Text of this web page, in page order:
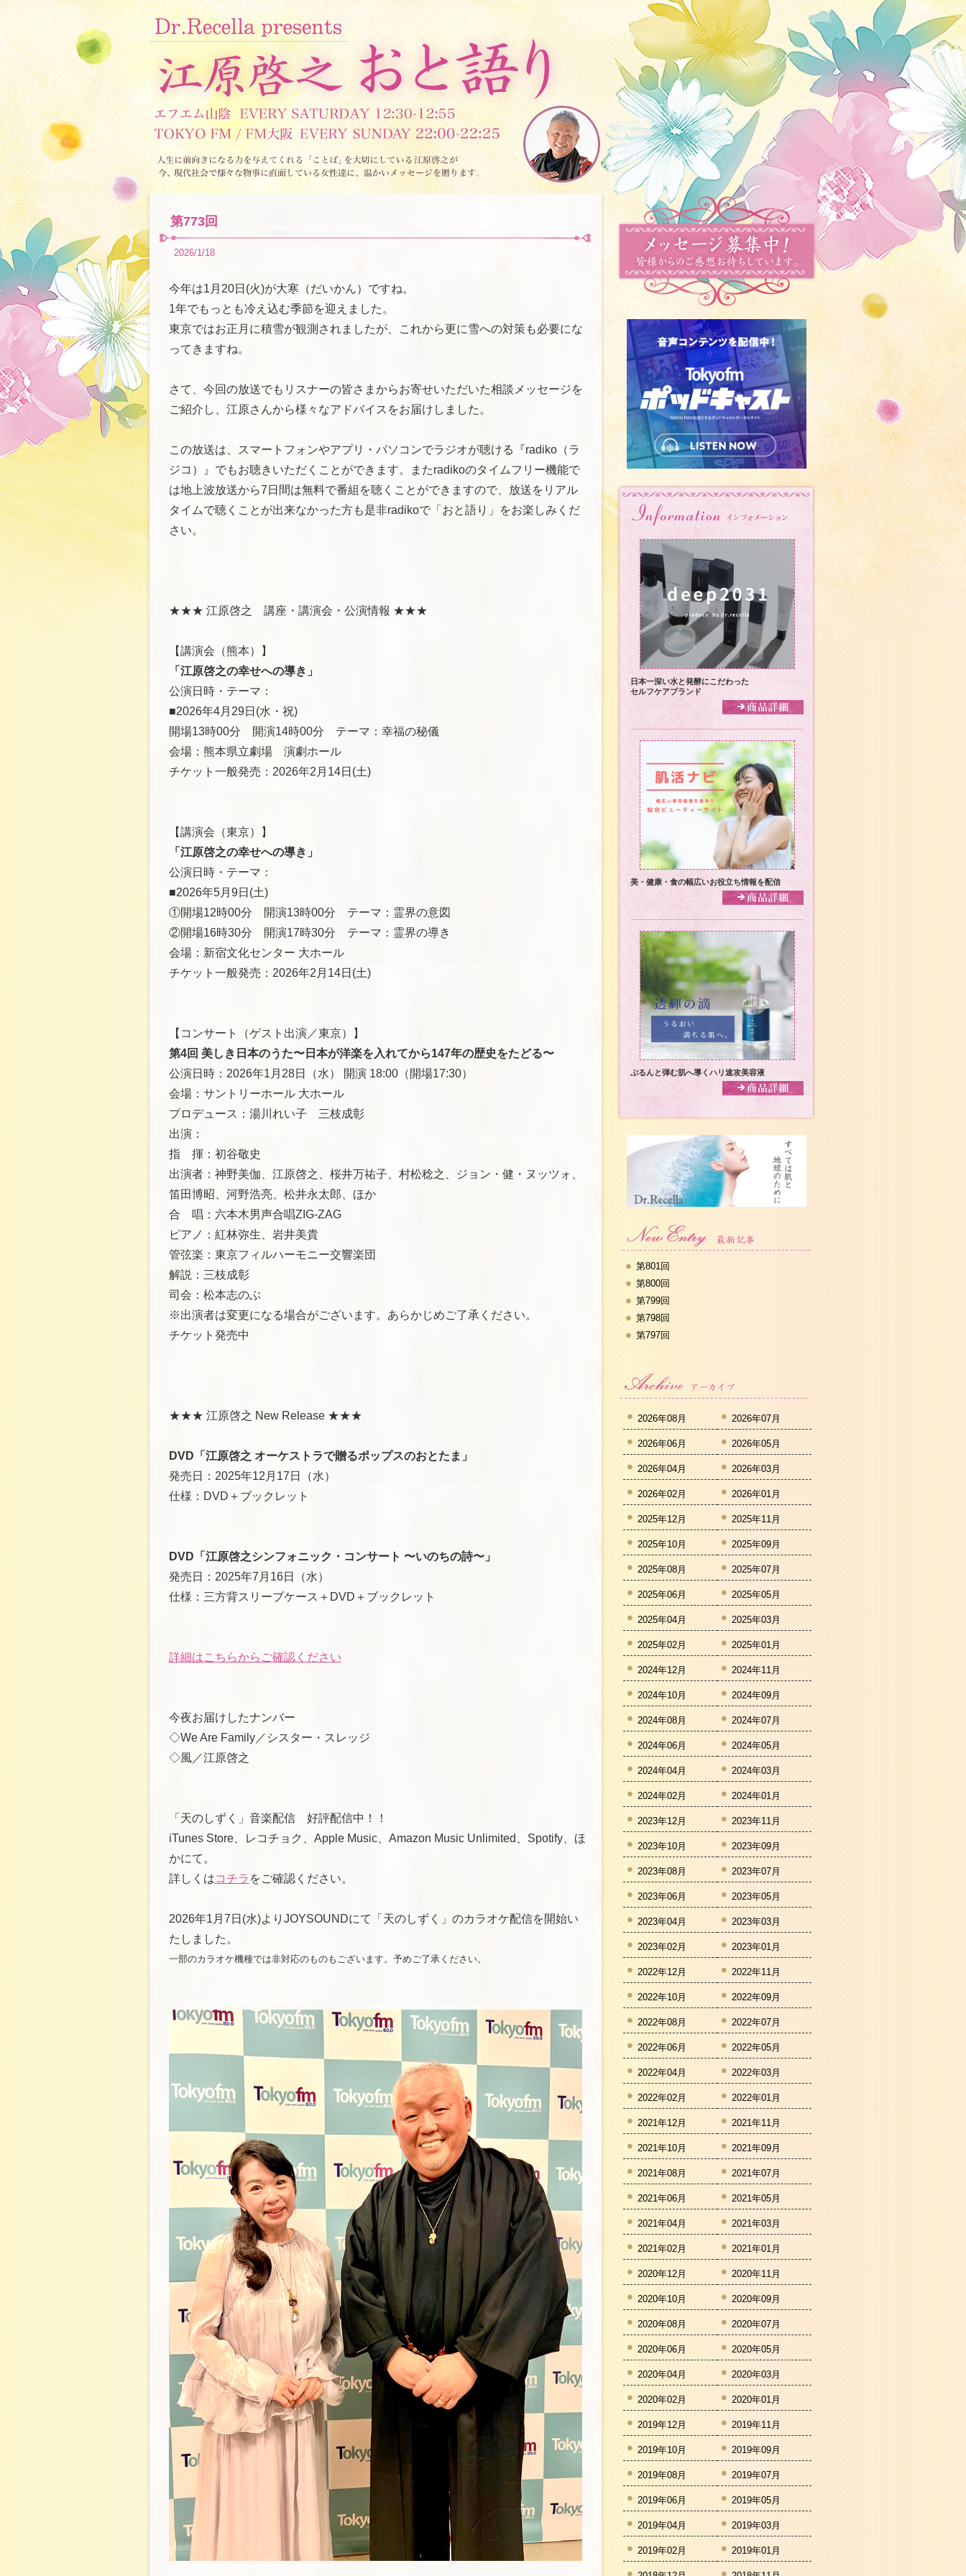
第773回
2026/1/18
今年は1月20日(火)が大寒（だいかん）ですね。
1年でもっとも冷え込む季節を迎えました。
東京ではお正月に積雪が観測されましたが、これから更に雪への対策も必要にな
ってきますね。
さて、今回の放送でもリスナーの皆さまからお寄せいただいた相談メッセージを
ご紹介し、江原さんから様々なアドバイスをお届けしました。
この放送は、スマートフォンやアプリ・パソコンでラジオが聴ける『radiko（ラ
ジコ）』でもお聴きいただくことができます。またradikoのタイムフリー機能で
は地上波放送から7日間は無料で番組を聴くことができますので、放送をリアル
タイムで聴くことが出来なかった方も是非radikoで「おと語り」をお楽しみくだ
さい。
★★★ 江原啓之 講座・講演会・公演情報 ★★★
【講演会（熊本）】
「江原啓之の幸せへの導き」
公演日時・テーマ：
■2026年4月29日(水・祝)
開場13時00分 開演14時00分 テーマ：幸福の秘儀
会場：熊本県立劇場 演劇ホール
チケット一般発売：2026年2月14日(土)
【講演会（東京）】
「江原啓之の幸せへの導き」
公演日時・テーマ：
■2026年5月9日(土)
①開場12時00分 開演13時00分 テーマ：霊界の意図
②開場16時30分 開演17時30分 テーマ：霊界の導き
会場：新宿文化センター 大ホール
チケット一般発売：2026年2月14日(土)
【コンサート（ゲスト出演／東京）】
第4回 美しき日本のうた〜日本が洋楽を入れてから147年の歴史をたどる〜
公演日時：2026年1月28日（水） 開演 18:00（開場17:30）
会場：サントリーホール 大ホール
プロデュース：湯川れい子 三枝成彰
出演：
指 揮：初谷敬史
出演者：神野美伽、江原啓之、桜井万祐子、村松稔之、ジョン・健・ヌッツォ、
笛田博昭、河野浩亮、松井永太郎、ほか
合 唱：六本木男声合唱ZIG-ZAG
ピアノ：紅林弥生、岩井美貴
管弦楽：東京フィルハーモニー交響楽団
解説：三枝成彰
司会：松本志のぶ
※出演者は変更になる場合がございます。あらかじめご了承ください。
チケット発売中
★★★ 江原啓之 New Release ★★★
DVD「江原啓之 オーケストラで贈るポップスのおとたま」
発売日：2025年12月17日（水）
仕様：DVD＋ブックレット
DVD「江原啓之シンフォニック・コンサート 〜いのちの詩〜」
発売日：2025年7月16日（水）
仕様：三方背スリーブケース＋DVD＋ブックレット
詳細はこちらからご確認ください
今夜お届けしたナンバー
◇We Are Family／シスター・スレッジ
◇風／江原啓之
「天のしずく」音楽配信 好評配信中！！
iTunes Store、レコチョク、Apple Music、Amazon Music Unlimited、Spotify、ほ
かにて。
詳しくはコチラ をご確認ください。
2026年1月7日(水)よりJOYSOUNDにて「天のしずく」のカラオケ配信を開始い
たしました。
一部のカラオケ機種では非対応のものもございます。予めご了承ください。
日本一深い水と発酵にこだわった
セルフケアブランド
美・健康・食の幅広いお役立ち情報を配信
ぷるんと弾む肌へ導くハリ速攻美容液
第801回
第800回
第799回
第798回
第797回
2026年08月 2026年07月
2026年06月 2026年05月
2026年04月 2026年03月
2026年02月 2026年01月
2025年12月 2025年11月
2025年10月 2025年09月
2025年08月 2025年07月
2025年06月 2025年05月
2025年04月 2025年03月
2025年02月 2025年01月
2024年12月 2024年11月
2024年10月 2024年09月
2024年08月 2024年07月
2024年06月 2024年05月
2024年04月 2024年03月
2024年02月 2024年01月
2023年12月 2023年11月
2023年10月 2023年09月
2023年08月 2023年07月
2023年06月 2023年05月
2023年04月 2023年03月
2023年02月 2023年01月
2022年12月 2022年11月
2022年10月 2022年09月
2022年08月 2022年07月
2022年06月 2022年05月
2022年04月 2022年03月
2022年02月 2022年01月
2021年12月 2021年11月
2021年10月 2021年09月
2021年08月 2021年07月
2021年06月 2021年05月
2021年04月 2021年03月
2021年02月 2021年01月
2020年12月 2020年11月
2020年10月 2020年09月
2020年08月 2020年07月
2020年06月 2020年05月
2020年04月 2020年03月
2020年02月 2020年01月
2019年12月 2019年11月
2019年10月 2019年09月
2019年08月 2019年07月
2019年06月 2019年05月
2019年04月 2019年03月
2019年02月 2019年01月